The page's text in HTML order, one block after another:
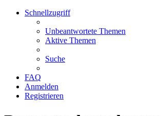
Schnellzugriff
Unbeantwortete Themen
Aktive Themen
Suche
FAQ
Anmelden
Registrieren